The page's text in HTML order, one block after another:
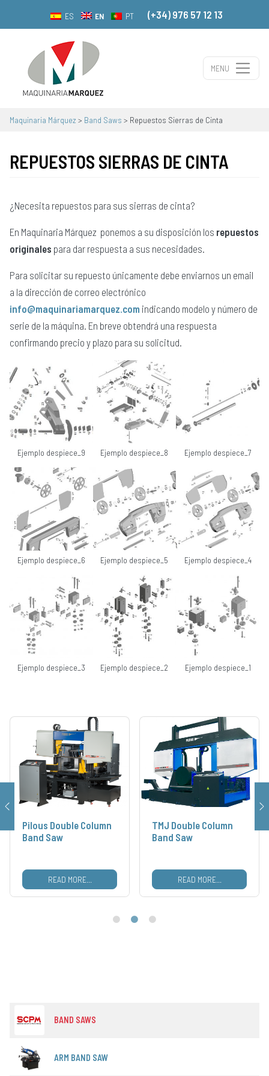
ES EN PT (+34) 976 57 12 13
Main Navigation
MENU
Maquinaria Márquez > Band Saws > Repuestos Sierras de Cinta
BAND SAWS
ARM BAND SAW
REPUESTOS SIERRAS DE CINTA
¿Necesita repuestos para sus sierras de cinta?
En Maquinaria Márquez ponemos a su disposición los repuestos
originales para dar respuesta a sus necesidades.
Para solicitar su repuesto únicamente debe enviarnos un email
a la dirección de correo electrónico
info@maquinariamarquez.com indicando modelo y número de
serie de la máquina. En breve obtendrá una respuesta
confirmando precio y plazo para su solicitud.
Ejemplo despiece_9 Ejemplo despiece_8 Ejemplo despiece_7
Ejemplo despiece_6 Ejemplo despiece_5 Ejemplo despiece_4
Ejemplo despiece_3 Ejemplo despiece_2 Ejemplo despiece_1
Pilous Double Column
Band Saw
READ MORE...
TMJ Double Column
Band Saw
READ MORE...